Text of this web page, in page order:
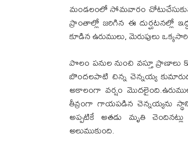
మండలంలో సోమవారం
ప్రాంతాల్లో జరిగిన ఈ దుర్ఘటనల్లో
కూడిన ఉరుములు, మెరుపులు
పొలం పనుల నుంచి వస్తూ
బొందలపాటి చిన్న చెన్నయ్య
అకాలంగా వర్షం
తీవ్రంగా గాయపడిన చెన్నయ్యను
అప్పటికే అతడు మృతి
అలుముకుంది.